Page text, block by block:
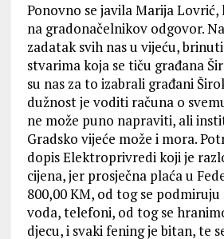
Ponovno se javila Marija
na gradonačelnikov odgovor.
zadatak svih nas u vijeću,
stvarima koja se tiču građana
su nas za to izabrali građani
dužnost je voditi računa o
ne može puno napraviti, ali
Gradsko vijeće može i mora.
dopis Elektroprivredi koji je
cijena, jer prosječna plaća u
800,00 KM, od tog se
voda, telefoni, od tog se
djecu, i svaki fening je bitan, te